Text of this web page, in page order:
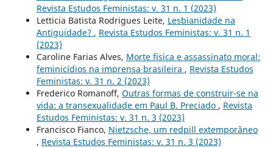
Revista Estudos Feministas: v. 31 n. 1 (2023)
Letticia Batista Rodrigues Leite, Lesbianidade na
Antiguidade? , Revista Estudos Feministas: v. 31 n. 1
(2023)
Caroline Farias Alves, Morte física e assassinato moral:
feminicídios na imprensa brasileira , Revista Estudos
Feministas: v. 31 n. 2 (2023)
Frederico Romanoff, Outras formas de construir-se na
vida: a transexualidade em Paul B. Preciado , Revista
Estudos Feministas: v. 31 n. 3 (2023)
Francisco Fianco, Nietzsche, um redpill extemporâneo
, Revista Estudos Feministas: v. 31 n. 3 (2023)